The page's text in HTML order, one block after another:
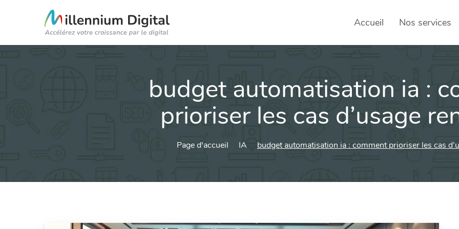
Accueil Nos services
Social
budget automatisation ia :
prioriser les cas d’usage
Page d'accueil IA budget automatisation ia : comment prioriser les cas